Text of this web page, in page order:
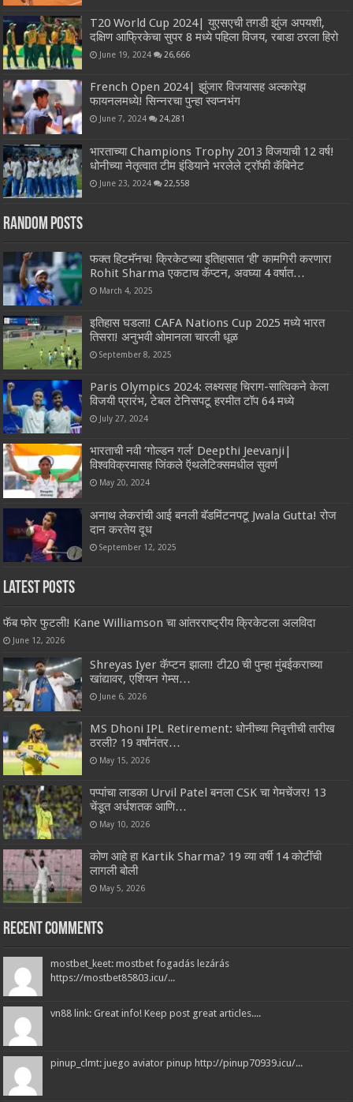
T20 World Cup 2024| युएसएची तगडी झुंज अपयशी,
दक्षिण आफ्रिकेचा सुपर 8 मध्ये पहिला विजय, रबाडा ठरला हिरो
June 19, 2024 26,666
French Open 2024| झुंजार विजयासह अल्कारेझ
फायनलमध्ये! सिन्नरचा पुन्हा स्वप्नभंग
June 7, 2024 24,281
भारताच्या Champions Trophy 2013 विजयाची 12 वर्ष!
धोनीच्या नेतृत्वात टीम इंडियाने भरलेले ट्रॉफी कॅबिनेट
June 23, 2024 22,558
Random Posts
फक्त हिटमॅनच! क्रिकेटच्या इतिहासात ‘ही’ कामगिरी करणारा
Rohit Sharma एकटाच कॅप्टन, अवघ्या 4 वर्षात…
March 4, 2025
इतिहास घडला! CAFA Nations Cup 2025 मध्ये भारत
तिसरा! अनुभवी ओमानला चारली धूळ
September 8, 2025
Paris Olympics 2024: लक्ष्यसह चिराग-सात्विकने केला
विजयी प्रारंभ, टेबल टेनिसपटू हरमीत टॉप 64 मध्ये
July 27, 2024
भारताची नवी ‘गोल्डन गर्ल’ Deepthi Jeevanji|
विश्वविक्रमासह जिंकले ऍथलेटिक्समधील सुवर्ण
May 20, 2024
अनाथ लेकरांची आई बनली बॅडमिंटनपटू Jwala Gutta! रोज
दान करतेय दूध
September 12, 2025
Latest Posts
फॅब फोर फुटली! Kane Williamson चा आंतरराष्ट्रीय क्रिकेटला अलविदा
June 12, 2026
Shreyas Iyer कॅप्टन झाला! टी20 ची पुन्हा मुंबईकराच्या
खांद्यावर, एशियन गेम्स…
June 6, 2026
MS Dhoni IPL Retirement: धोनीच्या निवृत्तीची तारीख
ठरली? 19 वर्षांनंतर…
May 15, 2026
पप्पांचा लाडका Urvil Patel बनला CSK चा गेमचेंजर! 13
चेंडूत अर्धशतक आणि…
May 10, 2026
कोण आहे हा Kartik Sharma? 19 व्या वर्षी 14 कोटींची
लागली बोली
May 5, 2026
Recent Comments
mostbet_keet: mostbet fogadás lezárás
https://mostbet85803.icu/...
vn88 link: Great info! Keep post great articles....
pinup_clmt: juego aviator pinup http://pinup70939.icu/...